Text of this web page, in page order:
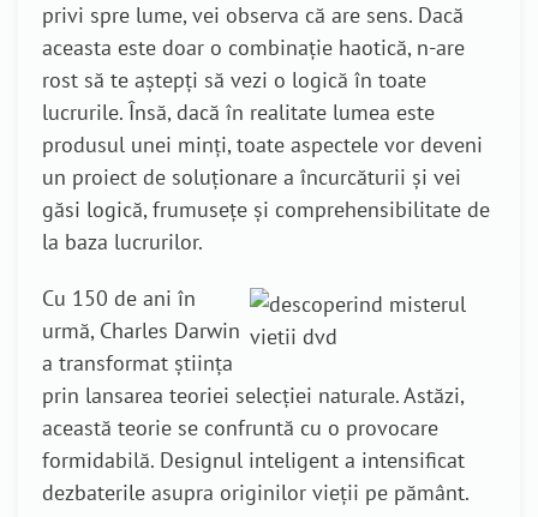
privi spre lume, vei observa că are sens. Dacă
aceasta este doar o combinație haotică, n-are
rost să te aștepți să vezi o logică în toate
lucrurile. Însă, dacă în realitate lumea este
produsul unei minți, toate aspectele vor deveni
un proiect de soluționare a încurcăturii și vei
găsi logică, frumusețe și comprehensibilitate de
la baza lucrurilor.
Cu 150 de ani în
urmă, Charles Darwin
a transformat știința
prin lansarea teoriei selecției naturale. Astăzi,
această teorie se confruntă cu o provocare
formidabilă. Designul inteligent a intensificat
dezbaterile asupra originilor vieții pe pământ.